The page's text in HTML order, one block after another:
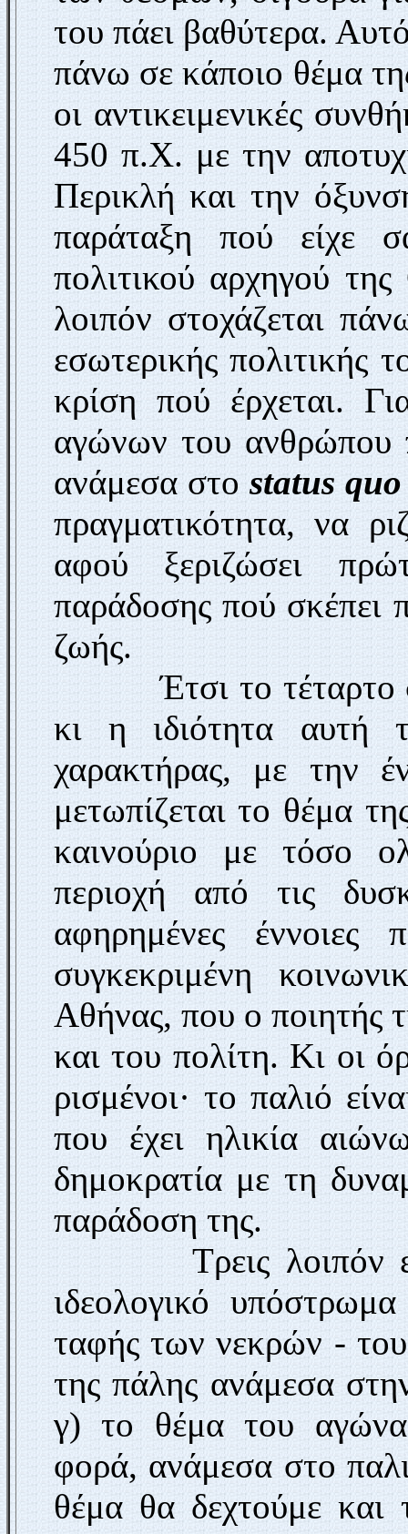
του πάει βαθύτερα.
πάνω σε κάποιο θέμα
οι αντικειμενικές
450 π.Χ. με την
Περικλή και την
παράταξη πού είχε
πολιτικού αρχηγού
λοιπόν στοχάζεται
εσωτερικής πολιτικής
κρίση πού έρχεται.
αγώνων του ανθρώπου
ανάμεσα στοstatus quo
πραγματικότητα, να
αφού ξεριζώσει
παράδοσης πού σκέπει
ζωής.
Έτσι το τέταρτο
κι η ιδιότητα αυτή
χαρακτήρας, με την
μετωπίζεται το θέμα
καινούριο με τόσο
περιοχή από τις
αφηρημένες έννοιες
συγκεκριμένη
Αθήνας, που ο ποιητής
και του πολίτη. Κι οι
ρισμένοι· το παλιό
που έχει ηλικία
δημοκρατία με τη
παράδοση της.
Τρεις λοιπόν
ιδεολογικό
ταφής των νεκρών -
της πάλης ανάμεσα
γ) το θέμα του
φορά, ανάμεσα στο
θέμα θα δεχτούμε και